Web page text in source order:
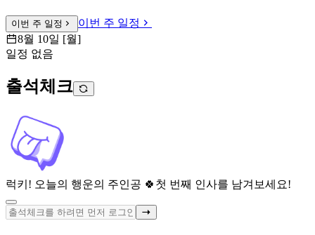
이번 주 일정
이번 주 일정
8월 10일 [월]
일정 없음
출석체크
럭키! 오늘의 행운의 주인공 🍀 첫 번째 인사를 남겨보세요!